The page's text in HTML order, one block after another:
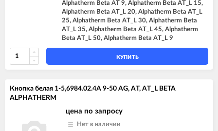
Alphatherm Beta AT 9, Alphatherm Beta AT_L 15,
Alphatherm Beta AT_L 20, Alphatherm Beta AT_L
25, Alphatherm Beta AT_L 30, Alphatherm Beta
AT_L 35, Alphatherm Beta AT_L 45, Alphatherm
Beta AT_L 50, Alphatherm Beta AT_L 9
КУПИТЬ
Кнопка белая 1-5,6984.02.4A 9-50 AG, AT, AT_L BETA
ALPHATHERM
цена по запросу
Нет в наличии